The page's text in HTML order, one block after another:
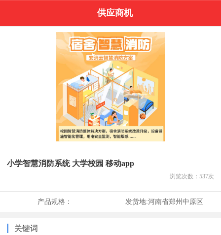
供应商机
小学智慧消防系统 大学校园 移动app
浏览次数： 537次
产品规格： 发货地:河南省郑州中原区
关键词